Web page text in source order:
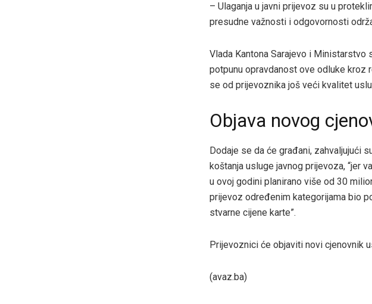
– Ulaganja u javni prijevoz su u
presudne važnosti i odgovornosti
Vlada Kantona Sarajevo i Ministarstvo
potpunu opravdanost ove odluke kroz
se od prijevoznika još veći kvalitet
Objava novog
Dodaje se da će građani, zahvaljujući
koštanja usluge javnog prijevoza, “jer
u ovoj godini planirano više od 30
prijevoz određenim kategorijama bio
stvarne cijene karte”.
Prijevoznici će objaviti novi cjenovnik
(avaz.ba)